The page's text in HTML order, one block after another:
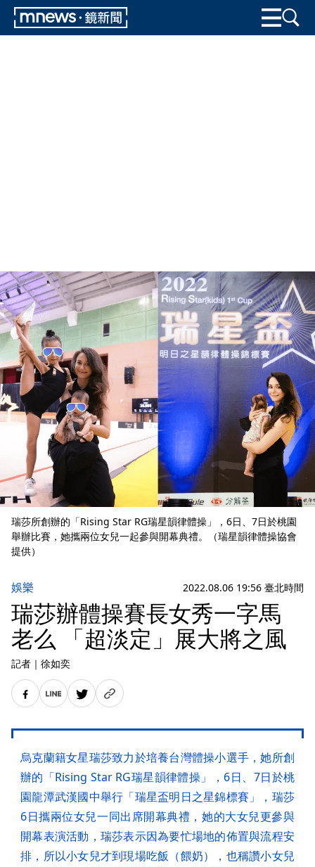
瑞莎所創辦的「Rising Star RG瑞星韻律體操」，6日、7日於桃園
舉辦比賽，她攜兩位女兒一起參與開幕典禮。（瑞星韻律體操協會
提供）
娛樂 2022.08.06 19:56 臺北時間
瑞莎辦體操賽長女秀一字馬
老么 「超淡定」展大將之風
記者 ｜ 徐如奕
烏克蘭籍女星瑞莎致力於培養台灣體操小選手，她所創
辦的「Rising Star RG瑞星韻律體操」，6日、7日於桃
園龍潭武漢國中舉行「瑞星盃明日之星錦標賽」，瑞莎
6日攜兩位女兒一同出席開幕典禮，她的大女兒更參與
開幕表演活動，瑞莎表示因為要忙場地的佈置與流程安
排，所以小女兒才到現場吃飯（餵奶），也稱讚小女兒